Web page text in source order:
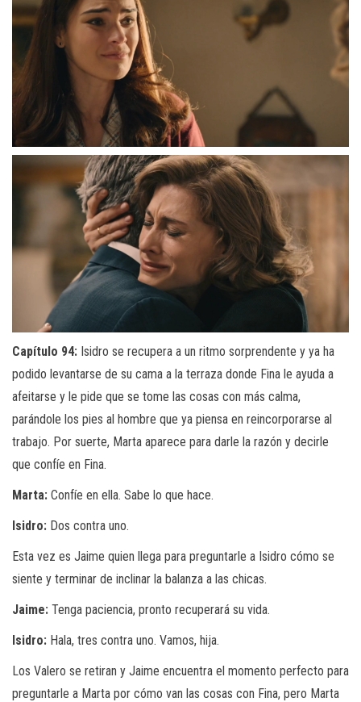
Capítulo 94: Isidro se recupera a un ritmo sorprendente y ya ha
podido levantarse de su cama a la terraza donde Fina le ayuda a
afeitarse y le pide que se tome las cosas con más calma,
parándole los pies al hombre que ya piensa en reincorporarse al
trabajo. Por suerte, Marta aparece para darle la razón y decirle
que confíe en Fina.
Marta: Confíe en ella. Sabe lo que hace.
Isidro: Dos contra uno.
Esta vez es Jaime quien llega para preguntarle a Isidro cómo se
siente y terminar de inclinar la balanza a las chicas.
Jaime: Tenga paciencia, pronto recuperará su vida.
Isidro: Hala, tres contra uno. Vamos, hija.
Los Valero se retiran y Jaime encuentra el momento perfecto para
preguntarle a Marta por cómo van las cosas con Fina, pero Marta